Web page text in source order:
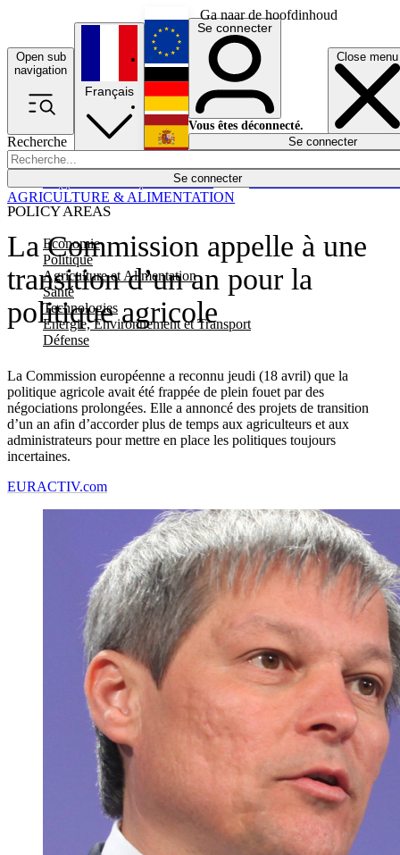
Ga naar de hoofdinhoud
Open sub
navigation
Close menu
Recherche
Se connecter
POLICY AREAS
Economie
Politique
Agriculture et Alimentation
Santé
Technologies
Energie, Environnement et Transport
Défense
Économie
Français
English
Deutsch
Español
Se connecter
Vous êtes déconnecté.
Se connecter
La Commission appelle à une
transition d’un an pour la
politique agricole
La Commission européenne a reconnu jeudi (18 avril) que la
politique agricole avait été frappée de plein fouet par des
négociations prolongées. Elle a annoncé des projets de transition
d’un an afin d’accorder plus de temps aux agriculteurs et aux
administrateurs pour mettre en place les politiques toujours
incertaines.
AGRICULTURE & ALIMENTATION
EURACTIV.com